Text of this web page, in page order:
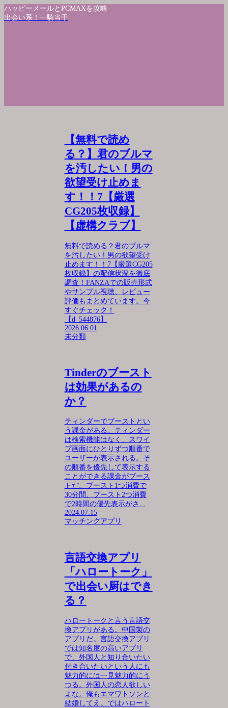
ハッピーメールとPCMAXを攻略
出会い系！一騎当千
【無料で読め
る？】君のブルマ
を汚したい！男の
欲望受け止めま
す！！7【厳選
CG205枚収録】
【虚構クラブ】
無料で読める？君のブルマ
を汚したい！男の欲望受け
止めます！！7【厳選CG205
枚収録】の配信状況を徹底
調査！FANZAでの販売形式
やサンプル視聴、レビュー
評価もまとめています。今
すぐチェック！
【d_544876】
2026.06.01
未分類
Tinderのブースト
は効果があるの
か？
ティンダーでブーストとい
う課金がある。ティンダー
は検索機能はなく、スワイ
プ画面にひとりずつ順番で
ユーザーが表示される。そ
の順番を優先して表示する
ことができる課金がブース
トだ。ブースト1つ消費で
30分間、ブースト2つ消費
で2時間の優先表示がさ...
2024.07.15
マッチングアプリ
言語交換アプリ
「ハロートーク」
で出会い厨はでき
る？
ハロートークと言う言語交
換アプリがある。中国製の
アプリだ。言語交換アプリ
では知名度の高いアプリ
で、外国人と知り合いたい
付き合いたいという人にも
魅力的には一見魅力的にう
つる。外国人の恋人欲しい
よな。俺もエマワトソンと
結婚してえ。ではハロート